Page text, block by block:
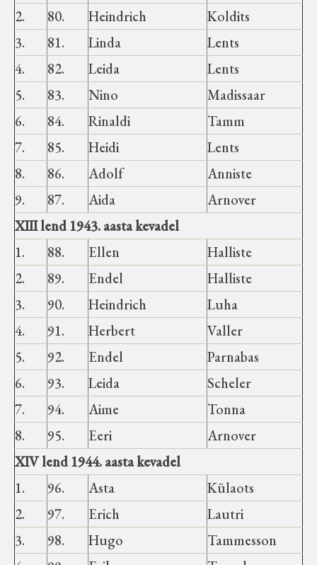
2.
80. Heindrich
Koldits
3.
81. Linda
Lents
4.
82. Leida
Lents
5.
83. Nino
Madissaar
6.
84. Rinaldi
Tamm
7.
85. Heidi
Lents
8.
86. Adolf
Anniste
9.
87. Aida
Arnover
XIII lend 1943. aasta kevadel
1.
88. Ellen
Halliste
2.
89. Endel
Halliste
3.
90. Heindrich
Luha
4.
91. Herbert
Valler
5.
92. Endel
Parnabas
6.
93. Leida
Scheler
7.
94. Aime
Tonna
8.
95. Eeri
Arnover
XIV lend 1944. aasta kevadel
1.
96. Asta
Külaots
2.
97. Erich
Lautri
3.
98. Hugo
Tammesson